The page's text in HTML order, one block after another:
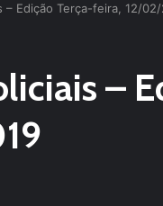
– Edição Terça-feira, 12/
–